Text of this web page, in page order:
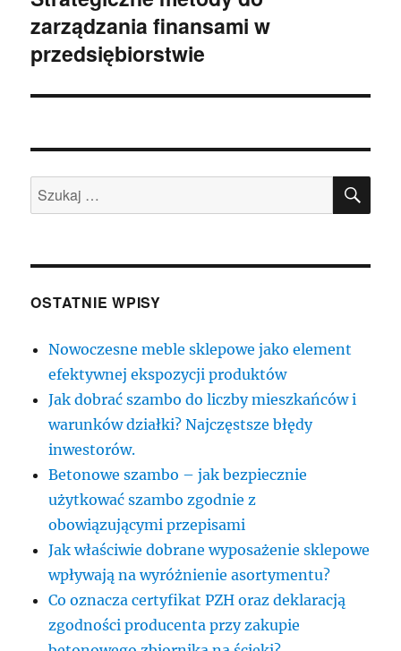
wpis:
zarządzania finansami w
przedsiębiorstwie
Szukaj:
OSTATNIE WPISY
Nowoczesne meble sklepowe jako element
efektywnej ekspozycji produktów
Jak dobrać szambo do liczby mieszkańców i
warunków działki? Najczęstsze błędy
inwestorów.
Betonowe szambo – jak bezpiecznie
użytkować szambo zgodnie z
obowiązującymi przepisami
Jak właściwie dobrane wyposażenie sklepowe
wpływają na wyróżnienie asortymentu?
Co oznacza certyfikat PZH oraz deklaracją
zgodności producenta przy zakupie